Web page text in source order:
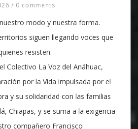
/ 0 comments
modo y nuestra forma.
siguen llegando voces que
resisten.
Colectivo La Voz del Anáhuac,
por la Vida impulsada por el
y su solidaridad con las familias
Chiapas, y se suma a la exigencia
compañero Francisco